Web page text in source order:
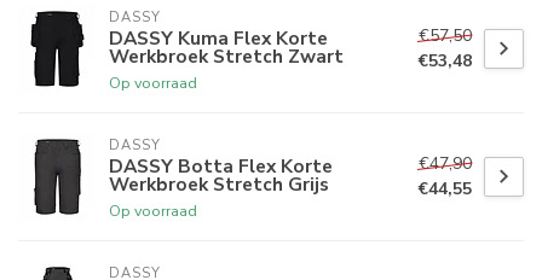
DASSY
DASSY Kuma Flex Korte
Werkbroek Stretch Zwart
Op voorraad
€57,50
€53,48
DASSY
DASSY Botta Flex Korte
Werkbroek Stretch Grijs
Op voorraad
€47,90
€44,55
DASSY